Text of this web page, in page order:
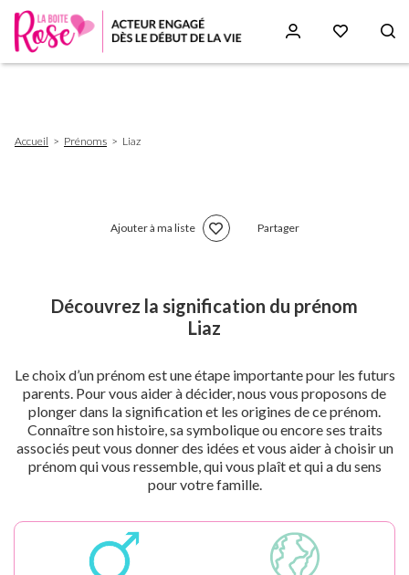
d'Ariane
Accueil Prénoms Liaz
Ajouter à ma liste Partager
Découvrez la signification du prénom
Liaz
Le choix d’un prénom est une étape importante pour les futurs
parents. Pour vous aider à décider, nous vous proposons de
plonger dans la signification et les origines de ce prénom.
Connaître son histoire, sa symbolique ou encore ses traits
associés peut vous donner des idées et vous aider à choisir un
prénom qui vous ressemble, qui vous plaît et qui a du sens
pour votre famille.